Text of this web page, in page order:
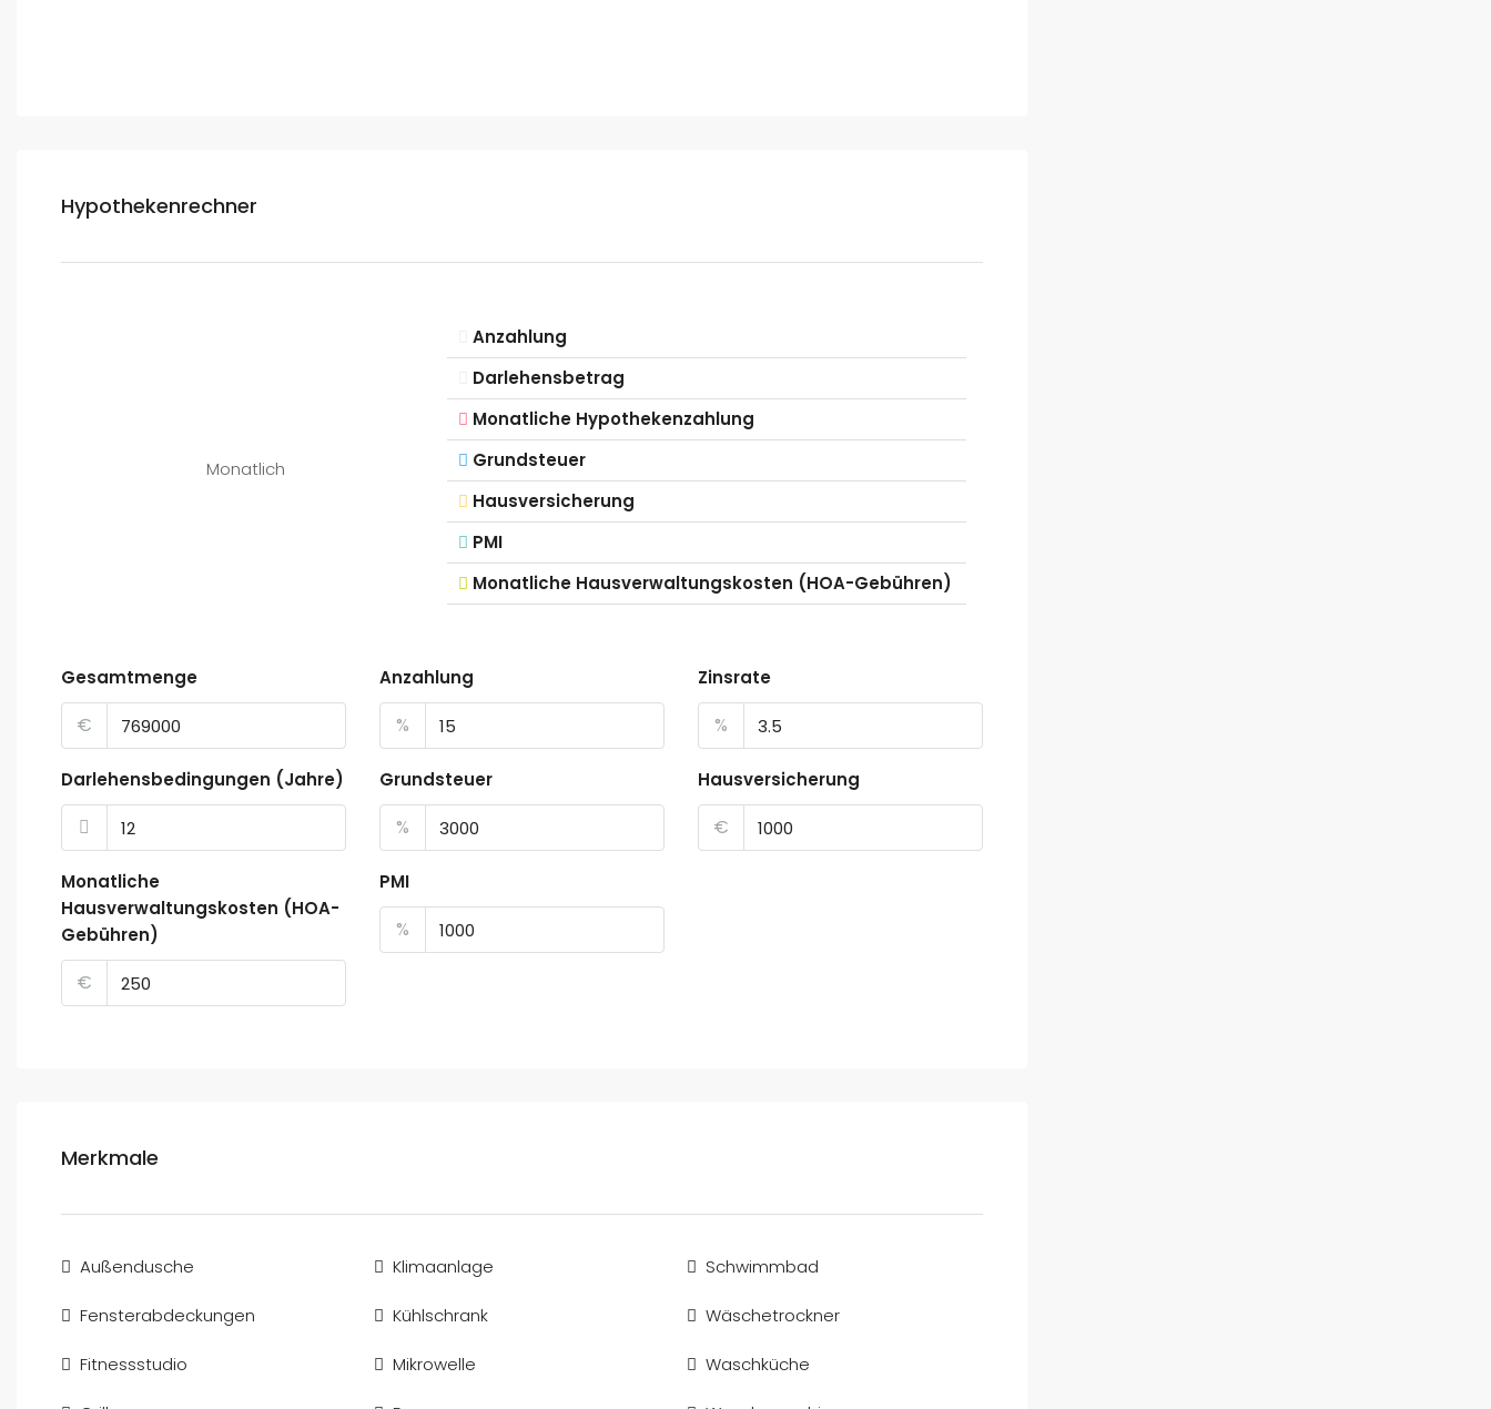
Hypothekenrechner
Monatlich
Anzahlung
Darlehensbetrag
Monatliche Hypothekenzahlung
Grundsteuer
Hausversicherung
PMI
Monatliche Hausverwaltungskosten (HOA-Gebühren)
Gesamtmenge
€
Anzahlung
%
Zinsrate
%
Darlehensbedingungen (Jahre) Grundsteuer
%
Hausversicherung
€
Monatliche
Hausverwaltungskosten (HOA-
Gebühren)
€
PMI
%
Merkmale
Außendusche
Fensterabdeckungen
Fitnessstudio
Klimaanlage
Kühlschrank
Mikrowelle
Schwimmbad
Wäschetrockner
Waschküche